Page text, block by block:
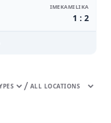
IMEKAMILIKA
1 : 2
/